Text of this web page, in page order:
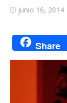
Publicada
junio 16, 2014
Share